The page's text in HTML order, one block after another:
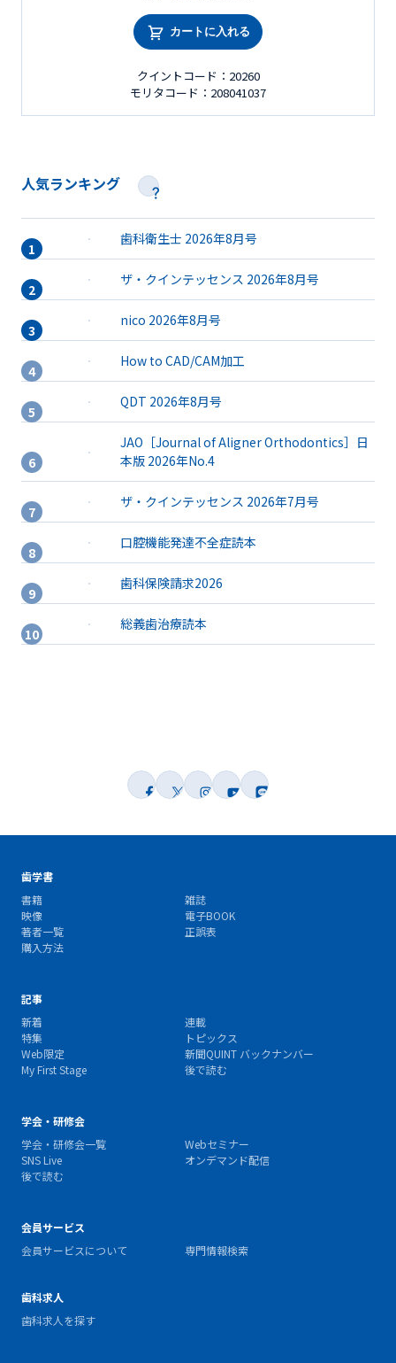
カートに入れる
クイントコード：20260
モリタコード：208041037
人気ランキング
歯科衛生士 2026年8月号
ザ・クインテッセンス 2026年8月号
nico 2026年8月号
How to CAD/CAM加工
QDT 2026年8月号
JAO［Journal of Aligner Orthodontics］日
本版 2026年No.4
ザ・クインテッセンス 2026年7月号
口腔機能発達不全症読本
歯科保険請求2026
総義歯治療読本
歯学書
書籍
雑誌
映像
電子BOOK
著者一覧
正誤表
購入方法
記事
新着
連載
特集
トピックス
Web限定
新聞QUINT バックナンバー
My First Stage
後で読む
学会・研修会
学会・研修会一覧
Webセミナー
SNS Live
オンデマンド配信
後で読む
会員サービス
会員サービスについて
専門情報検索
歯科求人
歯科求人を探す